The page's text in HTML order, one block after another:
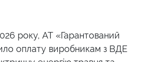
року, АТ «Гарантований
оплату виробникам з ВДЕ